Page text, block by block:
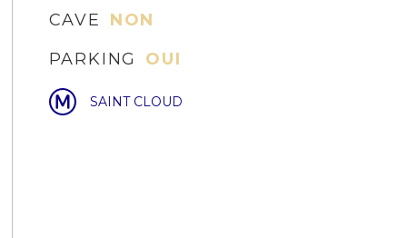
CAVE
NON
PARKING
OUI
SAINT CLOUD